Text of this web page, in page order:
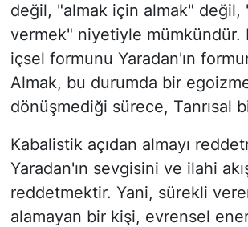
değil, "almak için almak" değil,
vermek" niyetiyle mümkündür.
içsel formunu Yaradan'ın
Almak, bu durumda bir
dönüşmediği sürece, Tanrısal
Kabalistik açıdan almayı
Yaradan'ın sevgisini ve ilahi
reddetmektir. Yani, sürekli
alamayan bir kişi, evrensel